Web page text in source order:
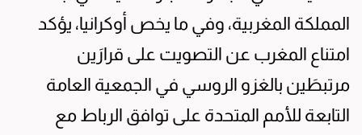
المملكة المغربية، وفي ما يخص أوكرانيا، يؤكد
امتناع المغرب عن التصويت على قرارَين
مرتبطَين بالغزو الروسي في الجمعية العامة
التابعة للأمم المتحدة على توافق الرباط مع